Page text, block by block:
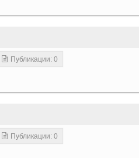
Публикации: 0
Публикации: 0